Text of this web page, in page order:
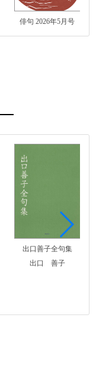
俳句 2026年5月号
出口善子全句集
出口 善子